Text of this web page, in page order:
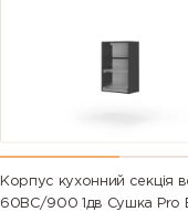
Корпус кухонний секцiя
60ВС/900 1дв Сушка Pro